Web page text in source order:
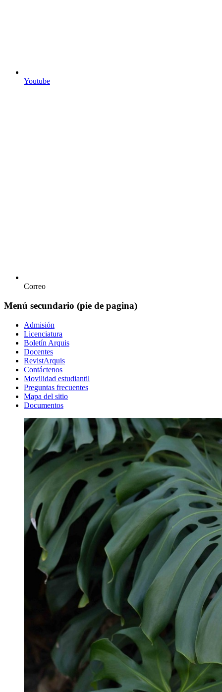
Youtube
Correo
Menú secundario (pie de pagina)
Admisión
Licenciatura
Boletín Arquis
Docentes
RevistArquis
Contáctenos
Movilidad estudiantil
Preguntas frecuentes
Mapa del sitio
Documentos